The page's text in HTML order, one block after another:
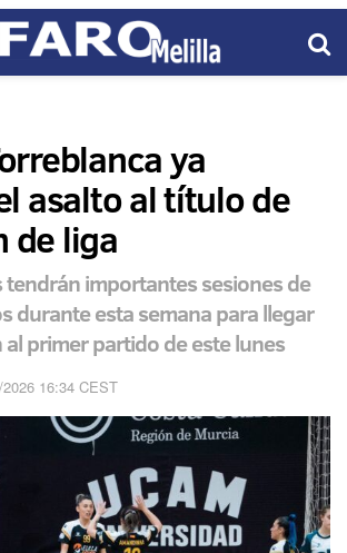
ya
asalto al título de
de liga
tendrán importantes sesiones de
durante esta semana para llegar
al primer partido de este lunes
2026 16:34 CEST